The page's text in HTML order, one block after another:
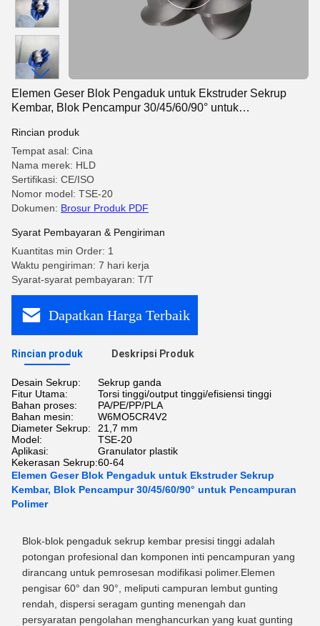
Elemen Geser Blok Pengaduk untuk Ekstruder Sekrup
Kembar, Blok Pencampur 30/45/60/90° untuk
Rincian produk
Tempat asal: Cina
Nama merek: HLD
Sertifikasi: CE/ISO
Nomor model: TSE-20
Dokumen: Brosur Produk PDF
Syarat Pembayaran & Pengiriman
Kuantitas min Order: 1
Waktu pengiriman: 7 hari kerja
Syarat-syarat pembayaran: T/T
Dapatkan Harga Terbaik
Rincian produk Deskripsi Produk
Desain Sekrup:
Sekrup ganda
Fitur Utama:
Torsi tinggi/output tinggi/efisiensi tinggi
Bahan proses:
PA/PE/PP/PLA
Bahan mesin:
W6MO5CR4V2
Diameter Sekrup:
21,7 mm
Model:
TSE-20
Aplikasi:
Granulator plastik
Kekerasan Sekrup:60-64
Elemen Geser Blok Pengaduk untuk Ekstruder Sekrup
Kembar, Blok Pencampur 30/45/60/90° untuk Pencampuran
Polimer
Blok-blok pengaduk sekrup kembar presisi tinggi adalah
potongan profesional dan komponen inti pencampuran yang
dirancang untuk pemrosesan modifikasi polimer.Elemen
pengisar 60° dan 90°, meliputi campuran lembut gunting
rendah, dispersi seragam gunting menengah dan
persyaratan pengolahan menghancurkan yang kuat gunting